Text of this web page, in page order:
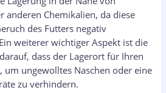
anderen Chemikalien, da diese
des Futters negativ
weiterer wichtiger Aspekt ist die
dass der Lagerort für Ihren
um ungewolltes Naschen oder eine
zu verhindern.